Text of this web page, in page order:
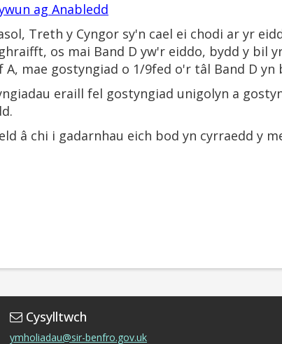
ag Anabledd
Treth y Cyngor sy'n cael ei chodi ar yr
os mai Band D yw'r eiddo, bydd y bil
A, mae gostyngiad o 1/9fed o'r tâl Band D yn
eraill fel gostyngiad unigolyn a
â chi i gadarnhau eich bod yn cyrraedd y
Cysylltwch
ymholiadau@sir-benfro.gov.uk